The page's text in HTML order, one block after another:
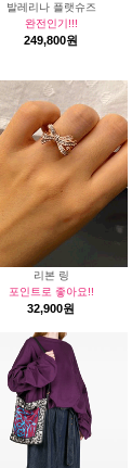
발레리나 플랫슈즈
완전인기!!!
249,800원
리본 링
포인트로 좋아요!!
32,900원